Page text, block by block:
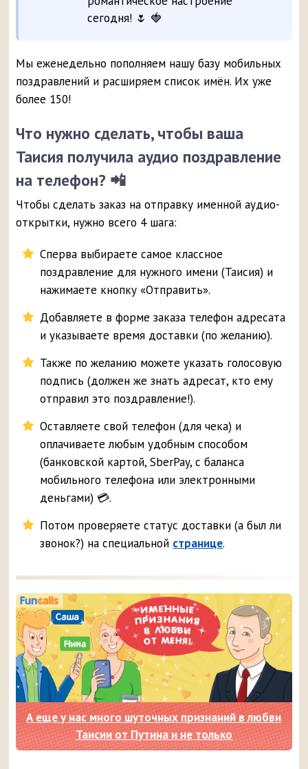
сегодня! 🌷 🍓
Мы еженедельно пополняем нашу базу мобильных
поздравлений и расширяем список имён. Их уже
более 150!
Что нужно сделать, чтобы ваша
Таисия получила аудио поздравление
на телефон? 📲
Чтобы сделать заказ на отправку именной аудио-
открытки, нужно всего 4 шага:
Сперва выбираете самое классное
поздравление для нужного имени (Таисия) и
нажимаете кнопку «Отправить».
Добавляете в форме заказа телефон адресата
и указываете время доставки (по желанию).
Также по желанию можете указать голосовую
подпись (должен же знать адресат, кто ему
отправил это поздравление!).
Оставляете свой телефон (для чека) и
оплачиваете любым удобным способом
(банковской картой, SberPay, с баланса
мобильного телефона или электронными
деньгами) 💳.
Потом проверяете статус доставки (а был ли
звонок?) на специальной странице.
А еще у нас много шуточных признаний в любви
Таисии от Путина и не только